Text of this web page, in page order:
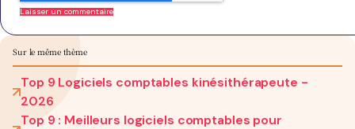
Sur le même thème
Top 9 Logiciels comptables kinésithérapeute -
2026
Top 9 : Meilleurs logiciels comptables pour